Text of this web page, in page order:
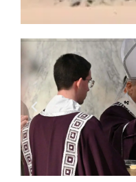
El padre
nos invita